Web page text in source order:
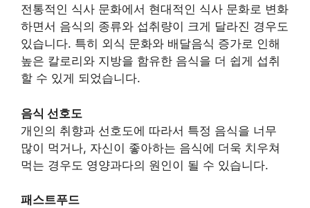
전통적인 식사 문화에서 현대적인 식사 문화로 변화
하면서 음식의 종류와 섭취량이 크게 달라진 경우도
있습니다. 특히 외식 문화와 배달음식 증가로 인해
높은 칼로리와 지방을 함유한 음식을 더 쉽게 섭취
할 수 있게 되었습니다.
음식 선호도
개인의 취향과 선호도에 따라서 특정 음식을 너무
많이 먹거나, 자신이 좋아하는 음식에 더욱 치우쳐
먹는 경우도 영양과다의 원인이 될 수 있습니다.
패스트푸드